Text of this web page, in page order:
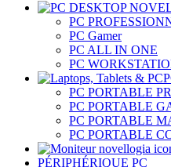
PC
PC Gamer
PC ALL IN ONE
PC
PC PORTABLE
PC PORTABLE
PC PORTABLE
PC PORTABLE
PÉRIPHÉRIQUE PC